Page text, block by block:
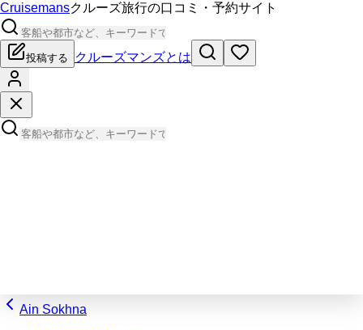
Cruisemansクルーズ旅行の口コミ・予約サイト
投稿する クルーズマンズとは
Ain Sokhna